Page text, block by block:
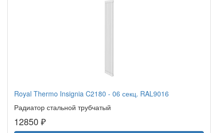
Royal Thermo Insignia C2180 - 06 секц. RAL9016
Радиатор стальной трубчатый
12850 ₽